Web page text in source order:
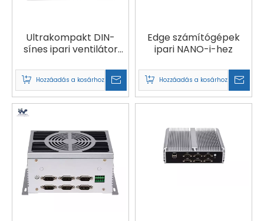
Ultrakompakt DIN-
sínes ipari ventilátor
Hozzáadás a kosárhoz
Edge számítógépek
ipari NANO-i-hez
Hozzáadás a kosárhoz